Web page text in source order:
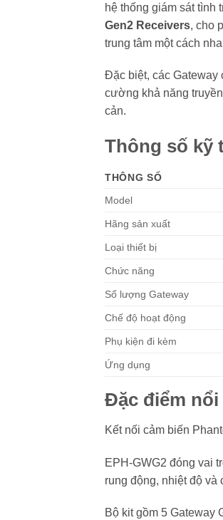
hệ thống giám sát tình
Gen2 Receivers, cho
trung tâm một cách
Đặc biệt, các Gateway
cường khả năng
cản.
Thông số kỹ
THÔNG SỐ
Model
Hãng sản xuất
Loại thiết bị
Chức năng
Số lượng Gateway
Chế độ hoạt động
Phụ kiện đi kèm
Ứng dụng
Đặc điểm nổi
Kết nối cảm biến
EPH-GWG2 đóng vai
rung động, nhiệt độ và
Bộ kit gồm 5 Gateway